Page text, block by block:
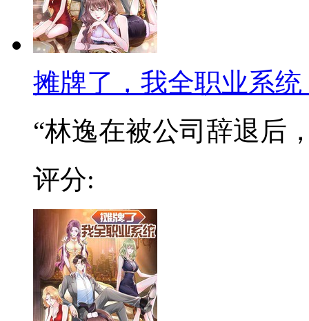
摊牌了，我全职业系统
“林逸在被公司辞退后
评分: